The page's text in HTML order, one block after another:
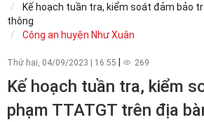
Kế hoạch tuần tra, kiểm soát đảm bảo
thông
Công an huyện Như Xuân
Thứ hai, 04/09/2023 | 16:55 269
Kế hoạch tuần tra, kiểm
phạm TTATGT trên địa